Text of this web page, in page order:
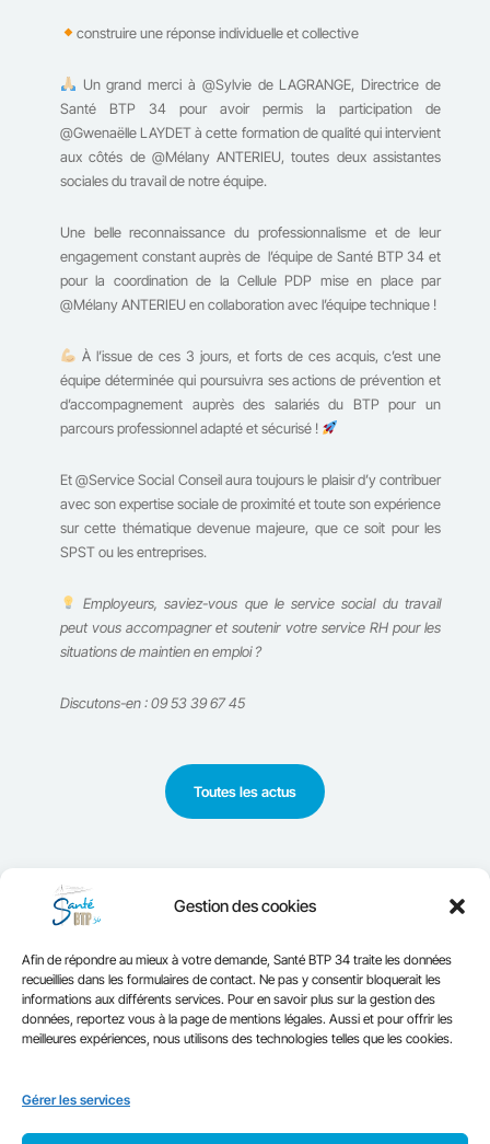
Gestion des cookies
Afin de répondre au mieux à votre demande, Santé BTP 34 traite les données
recueillies dans les formulaires de contact. Ne pas y consentir bloquerait les
informations aux différents services. Pour en savoir plus sur la gestion des
données, reportez vous à la page de mentions légales. Aussi et pour offrir les
meilleures expériences, nous utilisons des technologies telles que les cookies.
Gérer les services
construire une réponse individuelle et collective
Un grand merci à @Sylvie de LAGRANGE, Directrice de
Santé BTP 34 pour avoir permis la participation de
@Gwenaëlle LAYDET à cette formation de qualité qui intervient
aux côtés de @Mélany ANTERIEU, toutes deux assistantes
sociales du travail de notre équipe.
Une belle reconnaissance du professionnalisme et de leur
engagement constant auprès de l’équipe de Santé BTP 34 et
pour la coordination de la Cellule PDP mise en place par
@Mélany ANTERIEU en collaboration avec l’équipe technique !
À l’issue de ces 3 jours, et forts de ces acquis, c’est une
équipe déterminée qui poursuivra ses actions de prévention et
d’accompagnement auprès des salariés du BTP pour un
parcours professionnel adapté et sécurisé !
Et @Service Social Conseil aura toujours le plaisir d’y contribuer
avec son expertise sociale de proximité et toute son expérience
sur cette thématique devenue majeure, que ce soit pour les
SPST ou les entreprises.
Employeurs, saviez-vous que le service social du travail
peut vous accompagner et soutenir votre service RH pour les
situations de maintien en emploi ?
Discutons-en : 09 53 39 67 45
Toutes les actus